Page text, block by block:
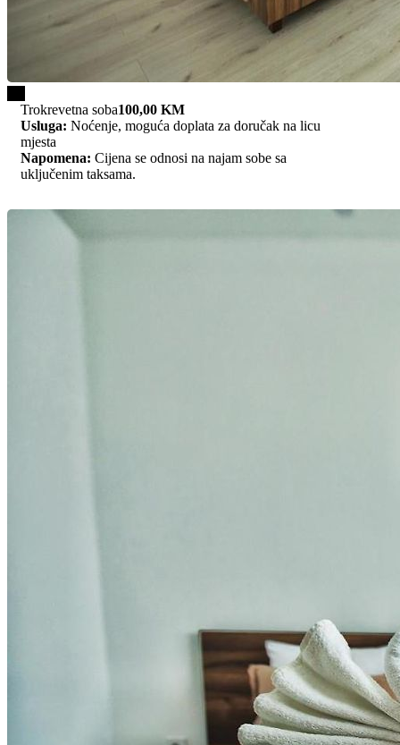
Trokrevetna soba100,00 KM
Usluga: Noćenje, moguća doplata za doručak na licu
mjesta
Napomena: Cijena se odnosi na najam sobe sa
uključenim taksama.